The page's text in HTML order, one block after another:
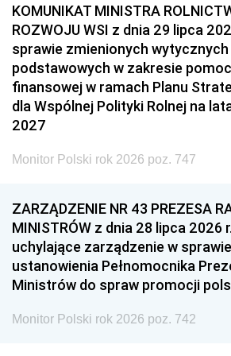
KOMUNIKAT MINISTRA
ROZWOJU WSI z dnia 29 lipca
sprawie zmienionych wytycznych
podstawowych w zakresie
finansowej w ramach Planu
dla Wspólnej Polityki Rolnej na
2027
Monitor Polski rok 2026 poz. 747
ZARZĄDZENIE NR 43 PREZESA
MINISTRÓW z dnia 28 lipca 2026 r.
uchylające zarządzenie w sprawie
ustanowienia Pełnomocnika
Ministrów do spraw promocji
Monitor Polski rok 2026 poz. 742